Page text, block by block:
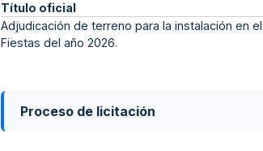
Título oficial
Adjudicación de terreno para la instalación en
Fiestas del año 2026.
Proceso de licitación